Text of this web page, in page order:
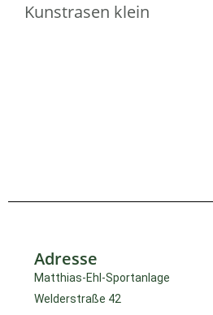
Kunstrasen klein
Adresse
Matthias-Ehl-Sportanlage
Welderstraße 42